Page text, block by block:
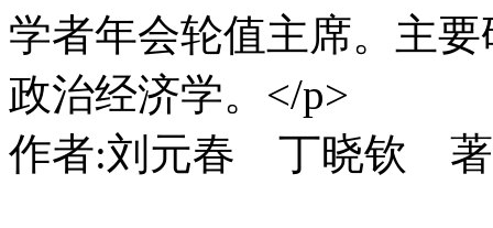
学者年会轮值主席。主
政治经济学。</p>
作者:刘元春 丁晓钦 著